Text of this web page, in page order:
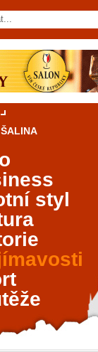
ŠALINA
styl